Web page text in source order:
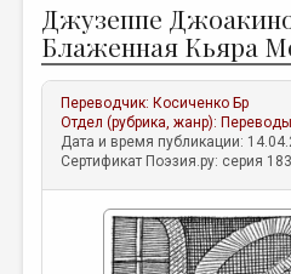
ЖАНРЫ
АВТОРЫ
КОММЕНТАРИИ
ЛИТСАЛОН
ПРАВИЛА САЙТА
Джузеппе
Блаженная Кьяра
Переводчик: Косиченко Бр
Отдел (рубрика, жанр): Переводы
Дата и время публикации:
Сертификат Поэзия.ру: серия